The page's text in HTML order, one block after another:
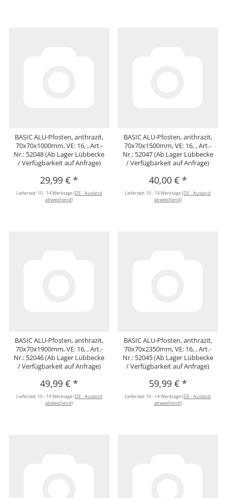
BASIC ALU-Pfosten, anthrazit,
70x70x1000mm, VE: 16, , Art.-
Nr.: 52048 (Ab Lager Lübbecke
/ Verfügbarkeit auf Anfrage)
29,99 €*
Lieferzeit: 10 - 14 Werktage(DE - Ausland
abweichend)
BASIC ALU-Pfosten, anthrazit,
70x70x1500mm, VE: 16, , Art.-
Nr.: 52047 (Ab Lager Lübbecke
/ Verfügbarkeit auf Anfrage)
40,00 € *
Lieferzeit: 10 - 14 Werktage(DE - Ausland
abweichend)
BASIC ALU-Pfosten, anthrazit,
70x70x1900mm, VE: 16, , Art.-
Nr.: 52046 (Ab Lager Lübbecke
/ Verfügbarkeit auf Anfrage)
49,99 €*
Lieferzeit: 10 - 14 Werktage(DE - Ausland
abweichend)
BASIC ALU-Pfosten, anthrazit,
70x70x2350mm, VE: 16, , Art.-
Nr.: 52045 (Ab Lager Lübbecke
/ Verfügbarkeit auf Anfrage)
59,99 € *
Lieferzeit: 10 - 14 Werktage(DE - Ausland
abweichend)